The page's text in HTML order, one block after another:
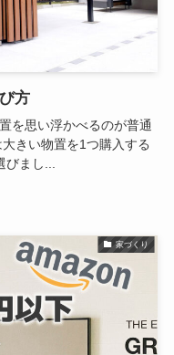
方
を思い浮かべるのが普通
きい物置を1つ購入する
まし...
家づくり